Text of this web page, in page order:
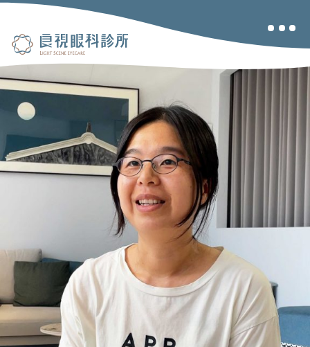
關於良視
眼睛健檢
近視雷射
老花雷射